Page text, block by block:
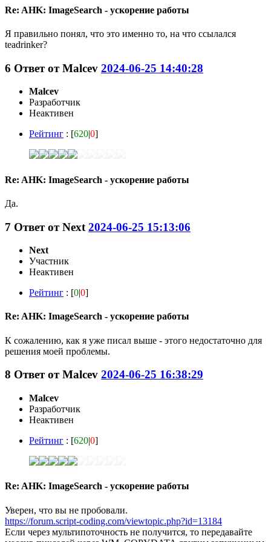
Re: AHK: ImageSearch - ускорение работы
Я правильно понял, что это именно то, на что ссылался
teadrinker?
6 Ответ отMalcev 2024-06-25 14:40:28
Malcev
Разработчик
Неактивен
Рейтинг : [620|0]
Re: AHK: ImageSearch - ускорение работы
Да.
7 Ответ отNext 2024-06-25 15:13:06
Next
Участник
Неактивен
Рейтинг : [0|0]
Re: AHK: ImageSearch - ускорение работы
К сожалению, как я уже писал выше - этого недостаточно для
решения моей проблемы.
8 Ответ отMalcev 2024-06-25 16:38:29
Malcev
Разработчик
Неактивен
Рейтинг : [620|0]
Re: AHK: ImageSearch - ускорение работы
Уверен, что вы не пробовали.
https://forum.script-coding.com/viewtopic.php?id=13184
Если через мультипоточность не получится, то передавайте